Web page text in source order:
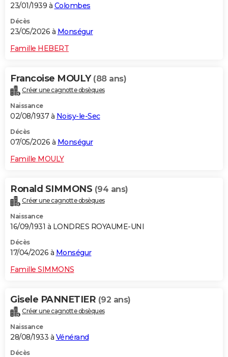
23/01/1939 à Colombes
Décès
23/05/2026 à Monségur
Famille HEBERT
Francoise MOULY (88 ans)
Créer une cagnotte obsèques
Naissance
02/08/1937 à Noisy-le-Sec
Décès
07/05/2026 à Monségur
Famille MOULY
Ronald SIMMONS (94 ans)
Créer une cagnotte obsèques
Naissance
16/09/1931 à LONDRES ROYAUME-UNI
Décès
17/04/2026 à Monségur
Famille SIMMONS
Gisele PANNETIER (92 ans)
Créer une cagnotte obsèques
Naissance
28/08/1933 à Vénérand
Décès